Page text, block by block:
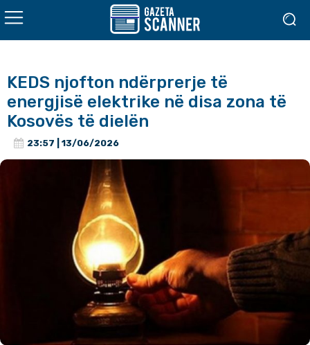
KEDS njofton ndërprerje të
energjisë elektrike në disa zona të
Kosovës të dielën
23:57 | 13/06/2026